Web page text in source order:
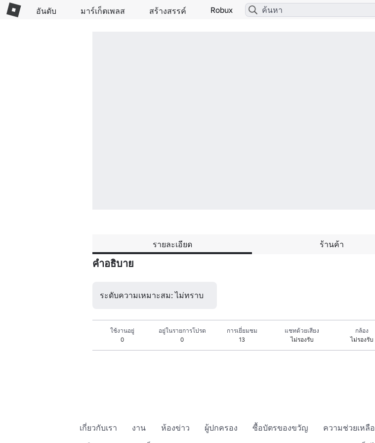
อันดับ มาร์เก็ตเพลส สร้างสรรค์ Robux
รายละเอียด ร้านค้า
คำอธิบาย
ระดับความเหมาะสม: ไม่ทราบ
ใช้งานอยู่
0
อยู่ในรายการโปรด
0
การเยี่ยมชม
13
แชทด้วยเสียง
ไม่รองรับ
กล้อง
ไม่รองรับ
เกี่ยวกับเรา งาน ห้องข่าว ผู้ปกครอง ซื้อบัตรของขวัญ ความช่วยเหลือ